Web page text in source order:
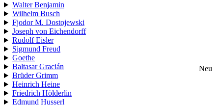
Walter Benjamin
Wilhelm Busch
Fjodor M. Dostojewski
Joseph von Eichendorff
Rudolf Eisler
Sigmund Freud
Goethe
Baltasar Gracián
Neu
Brüder Grimm
Heinrich Heine
Friedrich Hölderlin
Edmund Husserl